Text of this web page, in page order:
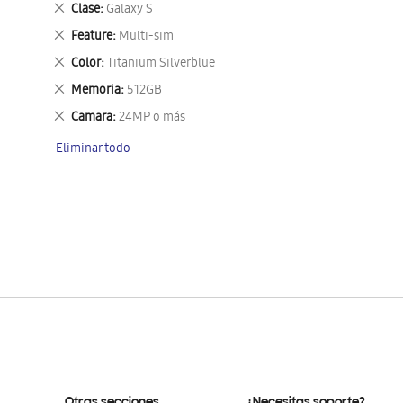
Clase Galaxy S
Eliminar
este
artículo
Feature Multi-sim
Eliminar
este
artículo
Color Titanium Silverblue
Eliminar
este
artículo
Memoria 512GB
Eliminar
este
artículo
Camara 24MP o más
Eliminar
artículo
Eliminar todo